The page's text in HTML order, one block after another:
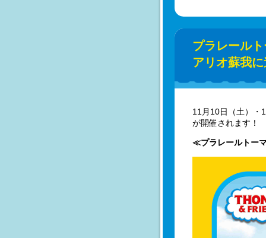
プラレール
アリオ蘇我
11月10日（土）・
が開催されます！
≪プラレールトー